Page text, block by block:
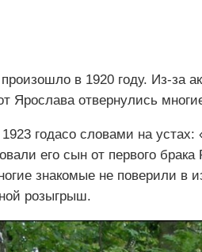
в 1920 году. Из-за
Ярослава отвернулись
годасо словами на
его сын от первого
знакомые не поверили в
розыгрыш.